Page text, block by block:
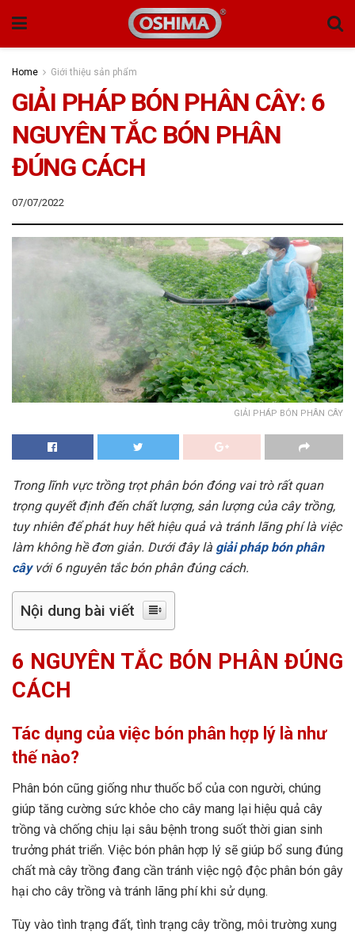
Home Giới thiệu sản phẩm
GIẢI PHÁP BÓN PHÂN CÂY: 6
NGUYÊN TẮC BÓN PHÂN
ĐÚNG CÁCH
07/07/2022
GIẢI PHÁP BÓN PHÂN CÂY
Trong lĩnh vực trồng trọt phân bón đóng vai trò rất quan
trọng quyết định đến chất lượng, sản lượng của cây trồng,
tuy nhiên để phát huy hết hiệu quả và tránh lãng phí là việc
làm không hề đơn giản. Dưới đây là giải pháp bón phân
câyvới 6 nguyên tắc bón phân đúng cách.
Nội dung bài viết
6 NGUYÊN TẮC BÓN PHÂN ĐÚNG
CÁCH
Tác dụng của việc bón phân hợp lý là như
thế nào?
Phân bón cũng giống như thuốc bổ của con người, chúng
giúp tăng cường sức khỏe cho cây mang lại hiệu quả cây
trồng và chống chịu lại sâu bệnh trong suốt thời gian sinh
trưởng phát triển. Việc bón phân hợp lý sẽ giúp bổ sung đúng
chất mà cây trồng đang cần tránh việc ngộ độc phân bón gây
hại cho cây trồng và tránh lãng phí khi sử dụng.
Tùy vào tình trạng đất, tình trạng cây trồng, môi trường xung